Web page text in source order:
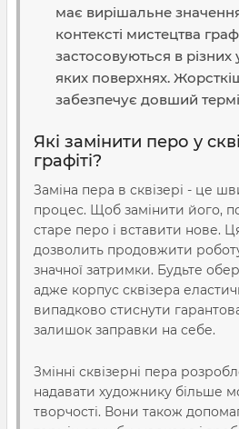
має вирішальне
контексті мистецтва
застосовуються в
яких поверхнях.
забезпечує довший
Які замінити перо у
графіті?
Заміна пера в сквізері - це
процес. Щоб замінити його,
старе перо і вставити нове.
дозволить продовжити
значної затримки. Будьте
адже корпус сквізера
випадково стиснути
залишок заправки на себе.
Змінні сквізерні пера
надавати художнику більше
творчості. Вони також